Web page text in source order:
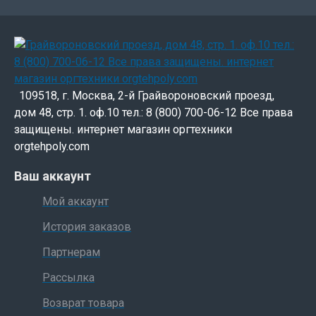
и возможностей в печати, PLQ-20/M может также с успехом
широко применяться и использоваться для печати различных
документов в разнообразных сферах деятельности
организаций, таких как:
Банковская индустрия (расчетные/чековые книжки и
др. формы)
Министерства
Наиболее важными функциями для применения в данных
сферах деятельности организации являются автоматическое
109518, г. Москва, 2-й Грайвороновский проезд,
дом 48, стр. 1. оф.10 тел.: 8 (800) 700-06-12 Все права
защищены. интернет магазин оргтехники
orgtehpoly.com
Ваш аккаунт
Мой аккаунт
История заказов
Партнерам
Рассылка
Возврат товара